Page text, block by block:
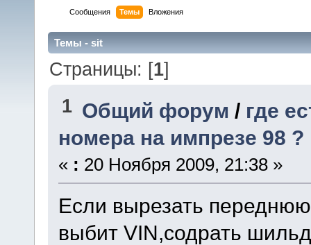
Сообщения Темы Вложения
Темы - sit
Страницы: [1]
1 Общий форум / где
номера на импрезе 98 ?
« : 20 Ноября 2009, 21:38 »
Если вырезать
выбит VIN,содрать